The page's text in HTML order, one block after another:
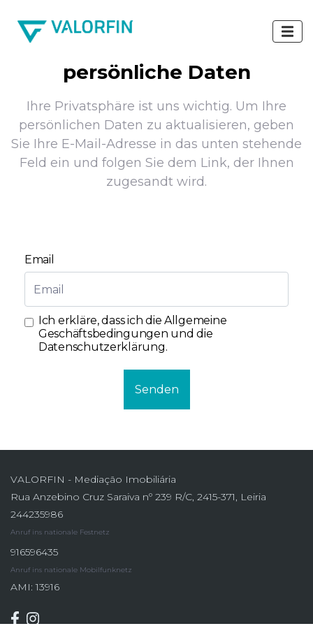
persönliche Daten
Ihre Privatsphäre ist uns wichtig. Um Ihre
persönlichen Daten zu aktualisieren, geben
Sie Ihre E-Mail-Adresse in das unten stehende
Feld ein und folgen Sie dem Link, der Ihnen
zugesandt wird.
Email
Ich erkläre, dass ich die Allgemeine
Geschäftsbedingungen und die
Datenschutzerklärung.
Senden
VALORFIN - Mediação Imobiliária
Rua Anzebino Cruz Saraiva nº 239 R/C, 2415-371, Leiria
244235986
Anruf ins nationale Festnetz
916596435
Anruf ins nationale Mobilfunknetz
AMI: 13916